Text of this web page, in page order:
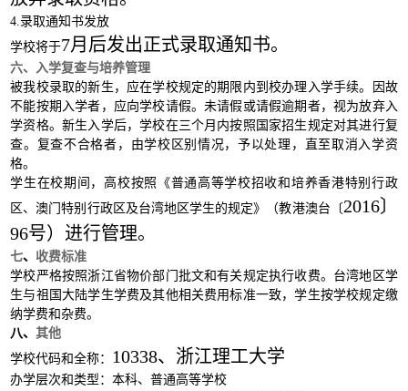
4.录取通知书发放
学校将于7月后发出正式录取通知书。
六、入学复查与培养管理
被我校录取的新生，应在学校规定的期限内到校办理入学手续。因故
不能按期入学者，应向学校请假。未请假或请假逾期者，视为放弃入
学资格。新生入学后，学校在三个月内按照国家招生规定对其进行复
查。复查不合格者，由学校区别情况，予以处理，直至取消入学资
格。
学生在校期间，高校按照《普通高等学校招收和培养香港特别行政
区、澳门特别行政区及台湾地区学生的规定》（教港澳台〔2016〕
96号）进行管理。
七、 收费标准
学校严格按照浙江省物价部门批文和有关规定执行收费。台湾地区学
生与祖国大陆学生学费及其他相关费用标准一致，学生按学校规定缴
纳学费和杂费。
八、其他
学校代码和全称： 10338、浙江理工大学
办学层次和类型：本科、普通高等学校